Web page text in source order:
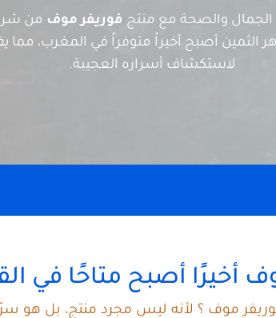
الجمال والصحة مع منتج فوريفر موف من
الثمين أصبح أخيراً متوفراً في المغرب، مما
لاستكشاف أسراره العجيبة.
أخيرًا أصبح متاحًا في
موف ؟ لأنه ليس مجرد منتج، بل هو